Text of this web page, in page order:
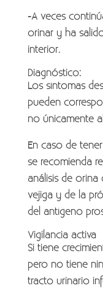
-A veces
orinar y ha
interior.
Diagnóstico:
Los síntomas
pueden
no únicamente al
En caso de
se recomienda
análisis de
vejiga y de la
del antígeno
Vigilancia activa
Si tiene
pero no tiene
tracto urinario